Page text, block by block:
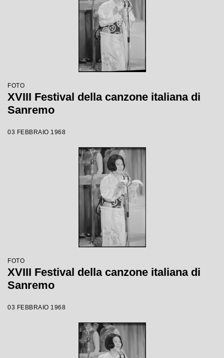
FOTO
XVIII Festival della canzone italiana di
Sanremo
03 FEBBRAIO 1968
FOTO
XVIII Festival della canzone italiana di
Sanremo
03 FEBBRAIO 1968